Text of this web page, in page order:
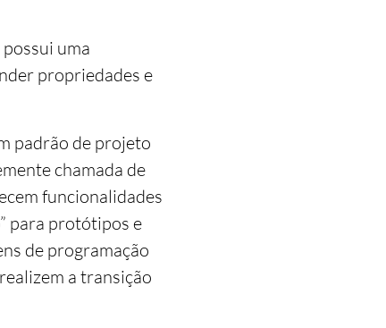
uma
propriedades e
padrão de projeto
chamada de
funcionalidades
para protótipos e
de programação
a transição